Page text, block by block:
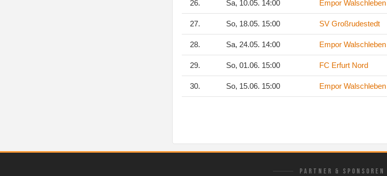
26. Sa, 10.05. 14:00 Empor Walschleben
27. So, 18.05. 15:00 SV Großrudestedt
28. Sa, 24.05. 14:00 Empor Walschleben
29. So, 01.06. 15:00 FC Erfurt Nord
30. So, 15.06. 15:00 Empor Walschleben
PARTNER & SPONSOREN